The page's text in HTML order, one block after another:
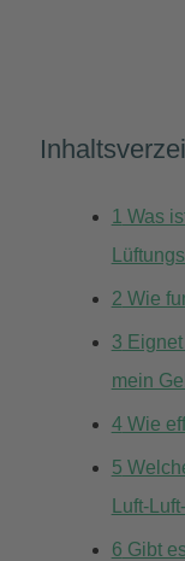
1 Was
2 Wie
3
mein
4Wie
5
Luft-
6 Gibt